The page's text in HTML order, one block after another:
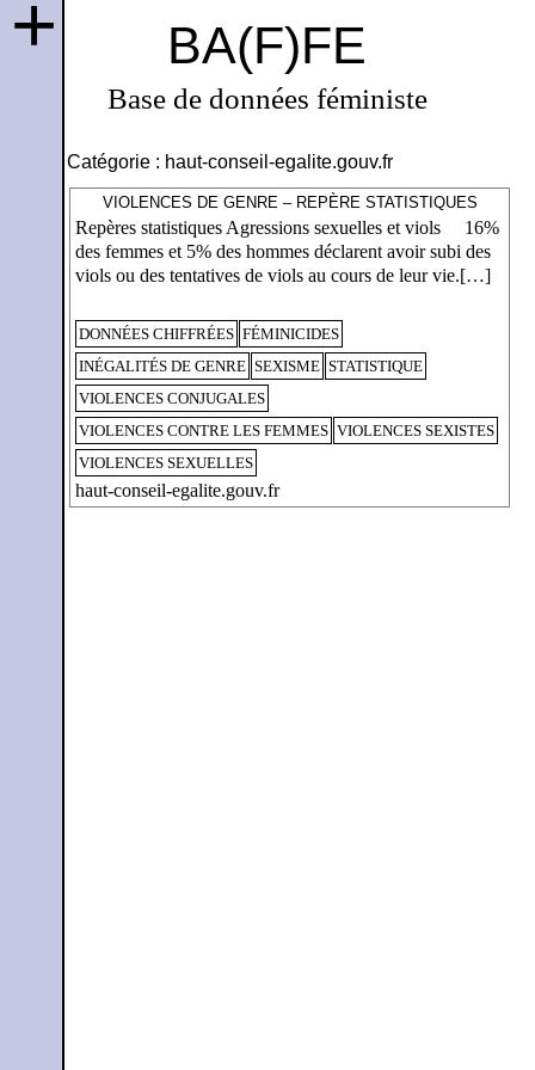
BA(F)FE
Base de données féministe
+
Catégorie : haut-conseil-egalite.gouv.fr
VIOLENCES DE GENRE – REPÈRE STATISTIQUES
Repères statistiques Agressions sexuelles et viols 16%
des femmes et 5% des hommes déclarent avoir subi des
viols ou des tentatives de viols au cours de leur vie.[…]
DONNÉES CHIFFRÉES FÉMINICIDES
INÉGALITÉS DE GENRE SEXISME STATISTIQUE
VIOLENCES CONJUGALES
VIOLENCES CONTRE LES FEMMES VIOLENCES SEXISTES
VIOLENCES SEXUELLES
haut-conseil-egalite.gouv.fr